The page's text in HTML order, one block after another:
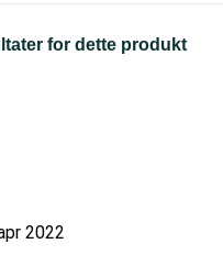
for dette produkt
2022